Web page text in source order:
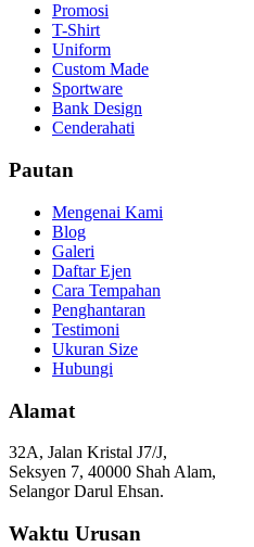
Promosi
T-Shirt
Uniform
Custom Made
Sportware
Bank Design
Cenderahati
Pautan
Mengenai Kami
Blog
Galeri
Daftar Ejen
Cara Tempahan
Penghantaran
Testimoni
Ukuran Size
Hubungi
Alamat
32A, Jalan Kristal J7/J,
Seksyen 7, 40000 Shah Alam,
Selangor Darul Ehsan.
Waktu Urusan